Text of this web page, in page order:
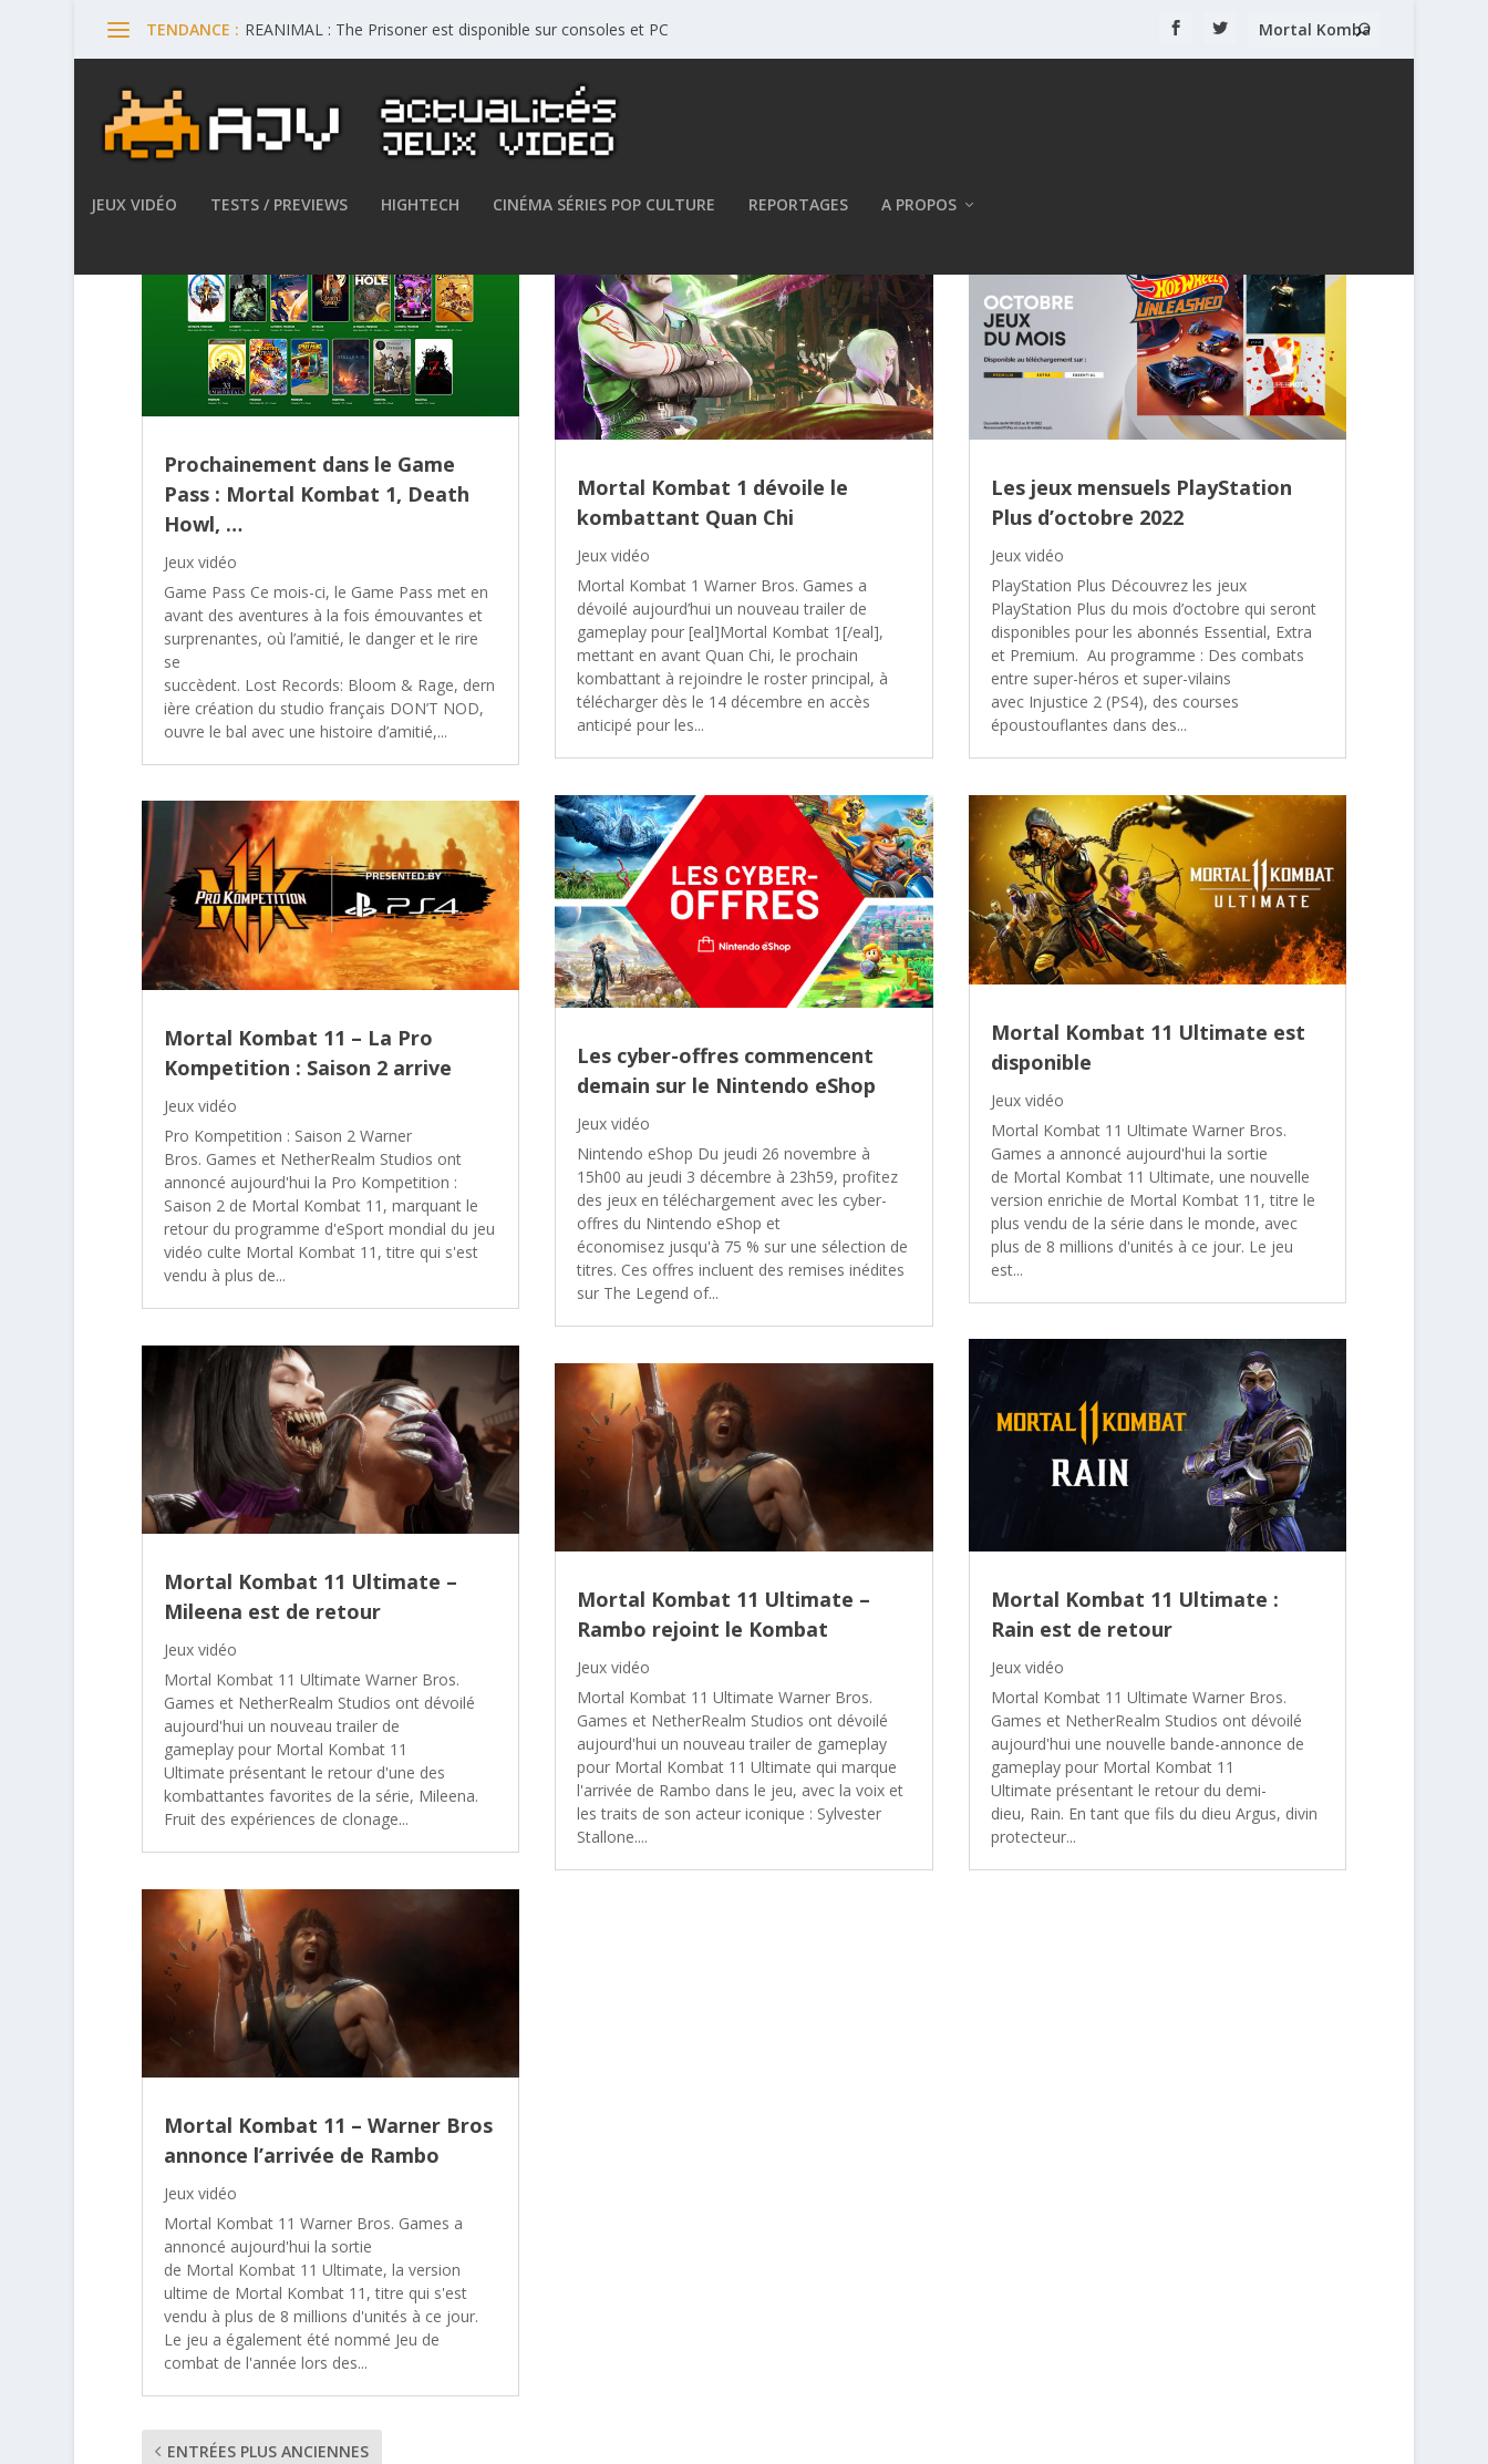
TENDANCE : REANIMAL : The Prisoner est disponible sur consoles et PC
JEUX VIDÉO TESTS / PREVIEWS HIGHTECH CINÉMA SÉRIES POP CULTURE REPORTAGES A PROPOS
Prochainement dans le Game
Pass : Mortal Kombat 1, Death
Howl, …
Jeux vidéo
Game Pass Ce mois-ci, le Game Pass met en
avant des aventures à la fois émouvantes et
surprenantes, où l’amitié, le danger et le rire
se
succèdent. Lost Records: Bloom & Rage, dern
ière création du studio français DON’T NOD,
ouvre le bal avec une histoire d’amitié,...
Mortal Kombat 11 – La Pro
Kompetition : Saison 2 arrive
Jeux vidéo
Pro Kompetition : Saison 2 Warner
Bros. Games et NetherRealm Studios ont
annoncé aujourd'hui la Pro Kompetition :
Saison 2 de Mortal Kombat 11, marquant le
retour du programme d'eSport mondial du jeu
vidéo culte Mortal Kombat 11, titre qui s'est
vendu à plus de...
Mortal Kombat 11 Ultimate –
Mileena est de retour
Jeux vidéo
Mortal Kombat 11 Ultimate Warner Bros.
Games et NetherRealm Studios ont dévoilé
aujourd'hui un nouveau trailer de
gameplay pour Mortal Kombat 11
Ultimate présentant le retour d'une des
kombattantes favorites de la série, Mileena.
Fruit des expériences de clonage...
Mortal Kombat 11 – Warner Bros
annonce l’arrivée de Rambo
Jeux vidéo
Mortal Kombat 11 Warner Bros. Games a
annoncé aujourd'hui la sortie
de Mortal Kombat 11 Ultimate, la version
ultime de Mortal Kombat 11, titre qui s'est
vendu à plus de 8 millions d'unités à ce jour.
Le jeu a également été nommé Jeu de
combat de l'année lors des...
Mortal Kombat 1 dévoile le
kombattant Quan Chi
Jeux vidéo
Mortal Kombat 1 Warner Bros. Games a
dévoilé aujourd’hui un nouveau trailer de
gameplay pour [eal]Mortal Kombat 1[/eal],
mettant en avant Quan Chi, le prochain
kombattant à rejoindre le roster principal, à
télécharger dès le 14 décembre en accès
anticipé pour les...
Les cyber-offres commencent
demain sur le Nintendo eShop
Jeux vidéo
Nintendo eShop Du jeudi 26 novembre à
15h00 au jeudi 3 décembre à 23h59, profitez
des jeux en téléchargement avec les cyber-
offres du Nintendo eShop et
économisez jusqu'à 75 % sur une sélection de
titres. Ces offres incluent des remises inédites
sur The Legend of...
Mortal Kombat 11 Ultimate –
Rambo rejoint le Kombat
Jeux vidéo
Mortal Kombat 11 Ultimate Warner Bros.
Games et NetherRealm Studios ont dévoilé
aujourd'hui un nouveau trailer de gameplay
pour Mortal Kombat 11 Ultimate qui marque
l'arrivée de Rambo dans le jeu, avec la voix et
les traits de son acteur iconique : Sylvester
Stallone....
Les jeux mensuels PlayStation
Plus d’octobre 2022
Jeux vidéo
PlayStation Plus Découvrez les jeux
PlayStation Plus du mois d’octobre qui seront
disponibles pour les abonnés Essential, Extra
et Premium. Au programme : Des combats
entre super-héros et super-vilains
avec Injustice 2 (PS4), des courses
époustouflantes dans des...
Mortal Kombat 11 Ultimate est
disponible
Jeux vidéo
Mortal Kombat 11 Ultimate Warner Bros.
Games a annoncé aujourd'hui la sortie
de Mortal Kombat 11 Ultimate, une nouvelle
version enrichie de Mortal Kombat 11, titre le
plus vendu de la série dans le monde, avec
plus de 8 millions d'unités à ce jour. Le jeu
est...
Mortal Kombat 11 Ultimate :
Rain est de retour
Jeux vidéo
Mortal Kombat 11 Ultimate Warner Bros.
Games et NetherRealm Studios ont dévoilé
aujourd'hui une nouvelle bande-annonce de
gameplay pour Mortal Kombat 11
Ultimate présentant le retour du demi-
dieu, Rain. En tant que fils du dieu Argus, divin
protecteur...
ENTRÉES PLUS ANCIENNES